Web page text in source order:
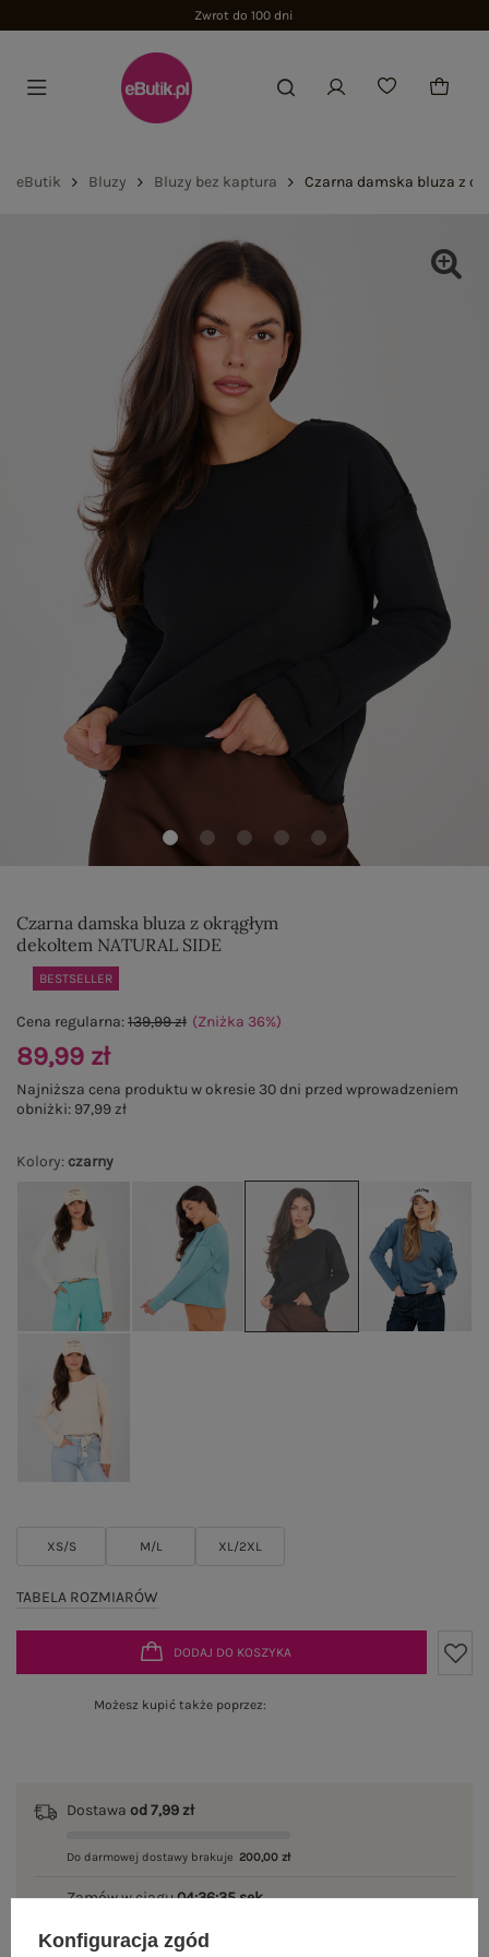
Zwrot do 100 dni
eButik Bluzy Bluzy bez kaptura Czarna damska bluza z
Czarna damska bluza z okrągłym
dekoltem NATURAL SIDE
BESTSELLER
Kolory: czarny
XS/S M/L XL/2XL
TABELA ROZMIARÓW
Cena regularna:139,99 zł (Zniżka 36%)
89,99 zł
Najniższa cena produktu w okresie 30 dni przed wprowadzeniem
obniżki: 97,99 zł
DODAJ DO KOSZYKA
Możesz kupić także poprzez:
Dostawa od 7,99 zł
Do darmowej dostawy brakuje 200,00 zł
Zamów w ciągu04:36:35 sek.,
Konfiguracja zgód